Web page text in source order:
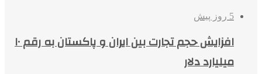
5 روز پیش
افزایش حجم تجارت بین ایران و پاکستان به رقم ۱۰
میلیارد دلار